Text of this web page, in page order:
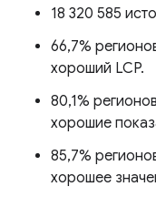
18 320 585
66,7%
хороший LCP.
80,1%
хорошие
85,7%
хорошее